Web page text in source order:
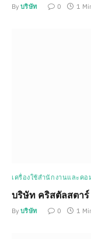
By บริษัท 0 1
เครื่องใช้สำนักงานและคอ
บริษัท คริสตัลสตาร์
By บริษัท 0 1